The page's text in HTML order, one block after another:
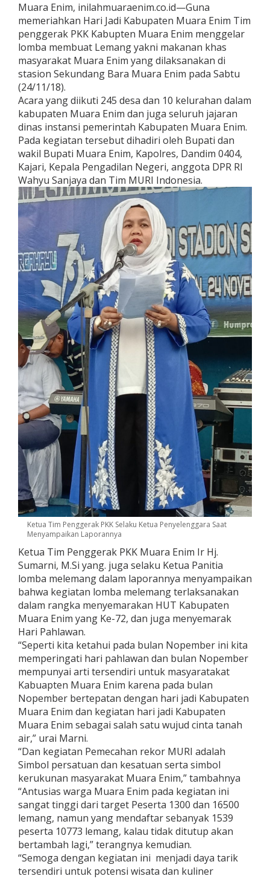
Muara Enim, inilahmuaraenim.co.id—Guna
memeriahkan Hari Jadi Kabupaten Muara Enim Tim
penggerak PKK Kabupten Muara Enim menggelar
lomba membuat Lemang yakni makanan khas
masyarakat Muara Enim yang dilaksanakan di
stasion Sekundang Bara Muara Enim pada Sabtu
(24/11/18).
Acara yang diikuti 245 desa dan 10 kelurahan dalam
kabupaten Muara Enim dan juga seluruh jajaran
dinas instansi pemerintah Kabupaten Muara Enim.
Pada kegiatan tersebut dihadiri oleh Bupati dan
wakil Bupati Muara Enim, Kapolres, Dandim 0404,
Kajari, Kepala Pengadilan Negeri, anggota DPR RI
Wahyu Sanjaya dan Tim MURI Indonesia.
Ketua Tim Penggerak PKK Selaku Ketua Penyelenggara Saat
Menyampaikan Laporannya
Ketua Tim Penggerak PKK Muara Enim Ir Hj.
Sumarni, M.Si yang. juga selaku Ketua Panitia
lomba melemang dalam laporannya menyampaikan
bahwa kegiatan lomba melemang terlaksanakan
dalam rangka menyemarakan HUT Kabupaten
Muara Enim yang Ke-72, dan juga menyemarak
Hari Pahlawan.
“Seperti kita ketahui pada bulan Nopember ini kita
memperingati hari pahlawan dan bulan Nopember
mempunyai arti tersendiri untuk masyaratakat
Kabuapten Muara Enim karena pada bulan
Nopember bertepatan dengan hari jadi Kabupaten
Muara Enim dan kegiatan hari jadi Kabupaten
Muara Enim sebagai salah satu wujud cinta tanah
air,” urai Marni.
“Dan kegiatan Pemecahan rekor MURI adalah
Simbol persatuan dan kesatuan serta simbol
kerukunan masyarakat Muara Enim,” tambahnya
“Antusias warga Muara Enim pada kegiatan ini
sangat tinggi dari target Peserta 1300 dan 16500
lemang, namun yang mendaftar sebanyak 1539
peserta 10773 lemang, kalau tidak ditutup akan
bertambah lagi,” terangnya kemudian.
“Semoga dengan kegiatan ini menjadi daya tarik
tersendiri untuk potensi wisata dan kuliner